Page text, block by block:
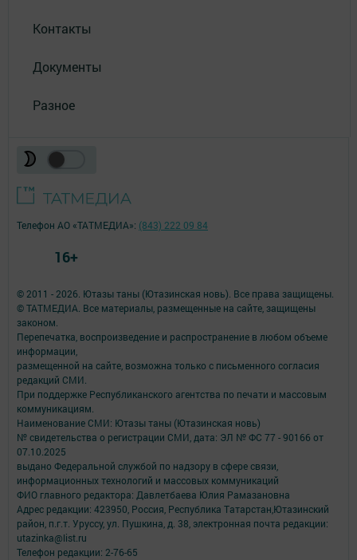
Контакты
Документы
Разное
© 2011 - 2026. Ютазы таны (Ютазинская новь). Все права защищены.
© ТАТМЕДИА. Все материалы, размещенные на сайте, защищены
законом.
Перепечатка, воспроизведение и распространение в любом объеме
информации,
размещенной на сайте, возможна только с письменного согласия
редакций СМИ.
При поддержке Республиканского агентства по печати и массовым
коммуникациям.
Наименование СМИ: Ютазы таны (Ютазинская новь)
№ свидетельства о регистрации СМИ, дата: ЭЛ № ФС 77 - 90166 от
07.10.2025
выдано Федеральной службой по надзору в сфере связи,
информационных технологий и массовых коммуникаций
ФИО главного редактора: Давлетбаева Юлия Рамазановна
Адрес редакции: 423950, Россия, Республика Татарстан,Ютазинский
район, п.г.т. Уруссу, ул. Пушкина, д. 38, электронная почта редакции:
utazinka@list.ru
Телефон редакции: 2-76-65
Телефон АО «ТАТМЕДИА»: (843) 222 09 84
16+